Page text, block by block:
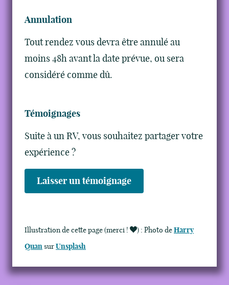
Annulation
Tout rendez vous devra être annulé au
moins 48h avant la date prévue, ou sera
considéré comme dû.
Témoignages
Suite à un RV, vous souhaitez partager votre
expérience ?
Laisser un témoignage
Illustration de cette page (merci ! ) : Photo deHarry
QuansurUnsplash